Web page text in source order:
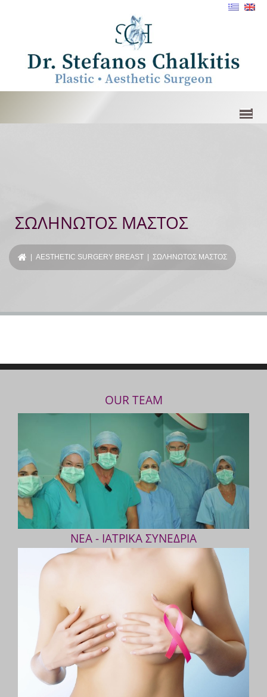
ΣΩΛΗΝΩΤΟΣ ΜΑΣΤΟΣ
AESTHETIC SURGERY BREAST | ΣΩΛΗΝΩΤΟΣ ΜΑΣΤΟΣ
OUR TEAM
ΝΕΑ - ΙΑΤΡΙΚΑ ΣΥΝΕΔΡΙΑ